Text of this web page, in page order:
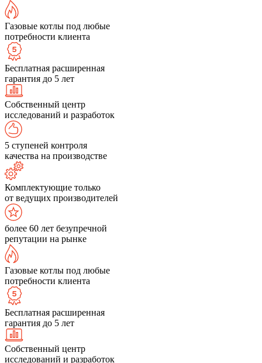
Газовые котлы под любые
потребности клиента
Бесплатная расширенная
гарантия до 5 лет
Собственный центр
исследований и разработок
5 ступеней контроля
качества на производстве
Комплектующие только
от ведущих производителей
более 60 лет безупречной
репутации на рынке
Газовые котлы под любые
потребности клиента
Бесплатная расширенная
гарантия до 5 лет
Собственный центр
исследований и разработок